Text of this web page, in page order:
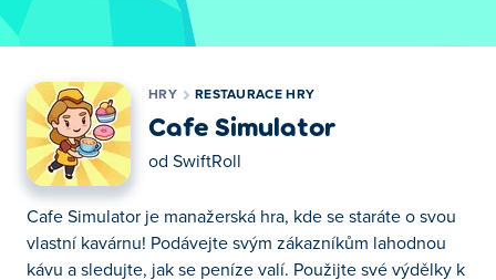
HRY RESTAURACE HRY
Cafe Simulator
od SwiftRoll
Cafe Simulator je manažerská hra, kde se staráte o svou
vlastní kavárnu! Podávejte svým zákazníkům lahodnou
kávu a sledujte, jak se peníze valí. Použijte své výdělky k